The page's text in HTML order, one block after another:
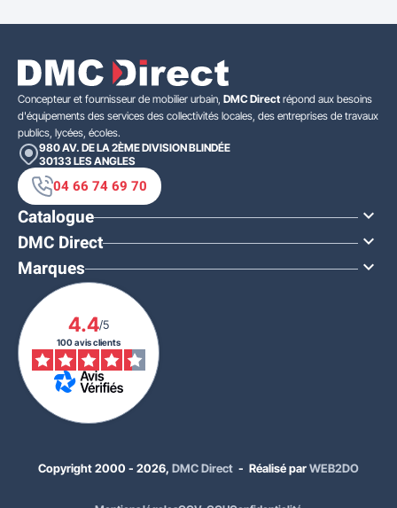
Concepteur et fournisseur de mobilier urbain, DMC Direct répond aux besoins
d'équipements des services des collectivités locales, des entreprises de travaux
publics, lycées, écoles.
980 AV. DE LA 2ÈME DIVISION BLINDÉE
30133 LES ANGLES
04 66 74 69 70
Catalogue 
DMC Direct 
Marques 
4.4/5
100 avis clients
Copyright 2000 - 2026, DMC Direct - Réalisé parWEB2DO